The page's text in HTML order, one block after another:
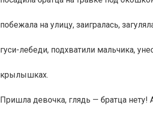
побежала на улицу, заигралась,
гуси-лебеди, подхватили мальчика,
крылышках.
Пришла девочка, глядь — братца нету!